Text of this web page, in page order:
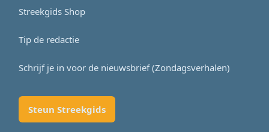
Streekgids Shop
Tip de redactie
Schrijf je in voor de nieuwsbrief (Zondagsverhalen)
Steun Streekgids